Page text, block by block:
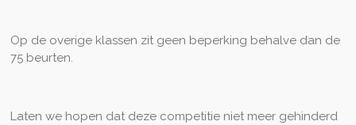
Op de overige klassen zit geen beperking behalve dan de
75 beurten.
Laten we hopen dat deze competitie niet meer gehinderd